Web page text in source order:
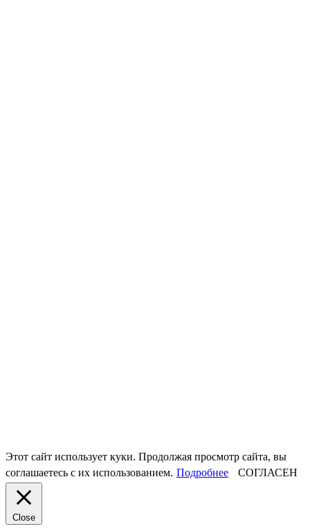
Этот сайт использует куки. Продолжая просмотр сайта, вы
соглашаетесь с их использованием. Подробнее СОГЛАСЕН
Close